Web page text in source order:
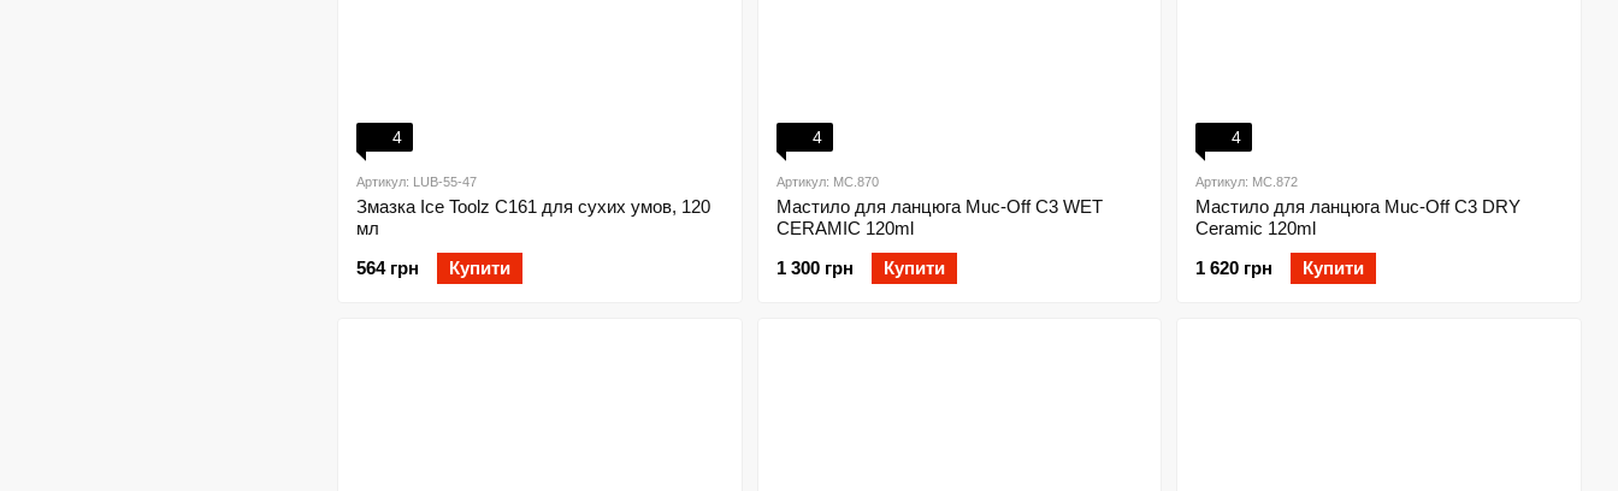
4
Артикул: LUB-55-47
Змазка Ice Toolz C161 для сухих умов, 120
мл
564 грн
Купити
4
Артикул: MC.870
Мастило для ланцюга Muc-Off C3 WET
CERAMIC 120ml
1 300 грн
Купити
4
Артикул: MC.872
Мастило для ланцюга Muc-Off C3 DRY
Ceramic 120ml
1 620 грн
Купити